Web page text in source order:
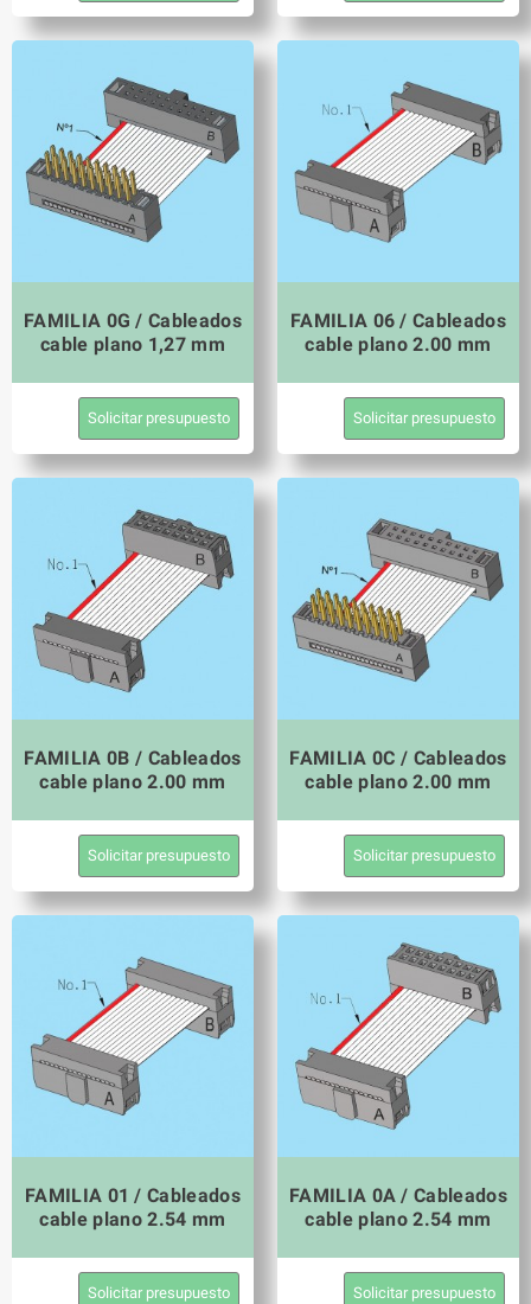
FAMILIA 0G / Cableados
cable plano 1,27 mm
Solicitar presupuesto
FAMILIA 06 / Cableados
cable plano 2.00 mm
Solicitar presupuesto
FAMILIA 0B / Cableados
cable plano 2.00 mm
Solicitar presupuesto
FAMILIA 0C / Cableados
cable plano 2.00 mm
Solicitar presupuesto
FAMILIA 01 / Cableados
cable plano 2.54 mm
Solicitar presupuesto
FAMILIA 0A / Cableados
cable plano 2.54 mm
Solicitar presupuesto